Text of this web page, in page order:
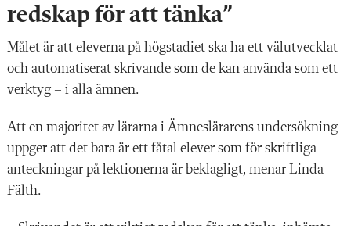
redskap för att tänka”
Målet är att eleverna på högstadiet ska ha ett välutvecklat
och automatiserat skrivande som de kan använda som ett
verktyg – i alla ämnen.
Att en majoritet av lärarna i Ämneslärarens undersökning
uppger att det bara är ett fåtal elever som för skriftliga
anteckningar på lektionerna är beklagligt, menar Linda
Fälth.